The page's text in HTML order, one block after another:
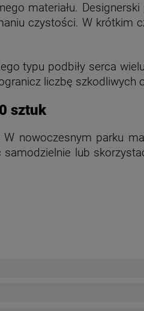
materiału.
czystości. W krótkim
typu podbiły serca
liczbę szkodliwych
sztuk
nowoczesnym parku
lub